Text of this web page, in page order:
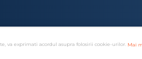
va exprimati acordul asupra folosirii cookie-urilor. Mai